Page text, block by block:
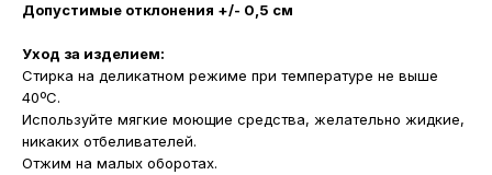
Допустимые отклонения +/- 0,5 см
Уход за изделием:
Стирка на деликатном режиме при температуре не выше
40ºС.
Используйте мягкие моющие средства, желательно жидкие,
никаких отбеливателей.
Отжим на малых оборотах.